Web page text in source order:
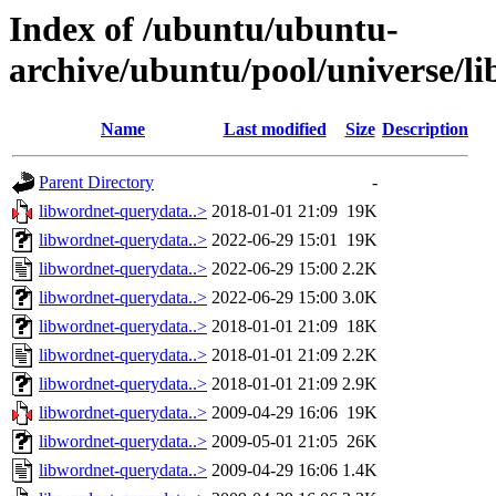
Index of /ubuntu/ubuntu-
archive/ubuntu/pool/universe/
Name Last modified Size Description
Parent Directory
-
libwordnet-querydata..> 2018-01-01 21:09 19K
libwordnet-querydata..> 2022-06-29 15:01 19K
libwordnet-querydata..> 2022-06-29 15:00 2.2K
libwordnet-querydata..> 2022-06-29 15:00 3.0K
libwordnet-querydata..> 2018-01-01 21:09 18K
libwordnet-querydata..> 2018-01-01 21:09 2.2K
libwordnet-querydata..> 2018-01-01 21:09 2.9K
libwordnet-querydata..> 2009-04-29 16:06 19K
libwordnet-querydata..> 2009-05-01 21:05 26K
libwordnet-querydata..> 2009-04-29 16:06 1.4K